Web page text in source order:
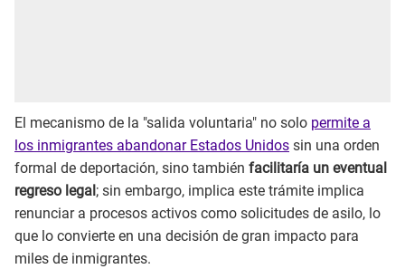
El mecanismo de la "salida voluntaria" no solo permite a
los inmigrantes abandonar Estados Unidos sin una orden
formal de deportación, sino también facilitaría un eventual
regreso legal ; sin embargo, implica este trámite implica
renunciar a procesos activos como solicitudes de asilo, lo
que lo convierte en una decisión de gran impacto para
miles de inmigrantes.